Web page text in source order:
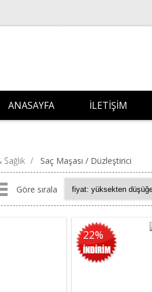
ANASAYFA İLETIŞIM
/ Saç Maşası / Düzleştirici
Göre sırala
22%